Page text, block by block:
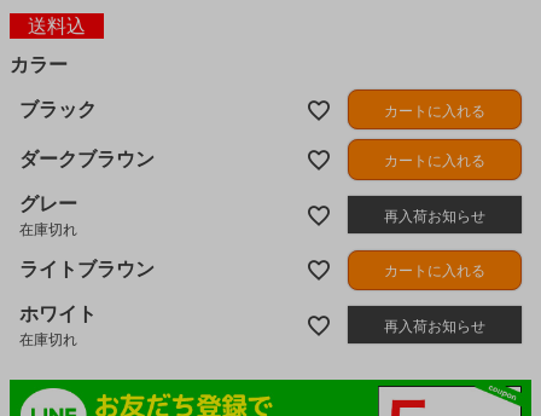
送料込
カラー
ブラック カートに入れる
ダークブラウン カートに入れる
グレー
在庫切れ
再入荷お知らせ
ライトブラウン カートに入れる
ホワイト
在庫切れ
再入荷お知らせ